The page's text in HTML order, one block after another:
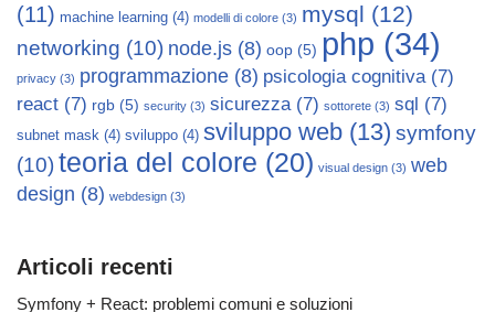
(11) machine learning (4) modelli di colore (3) mysql (12)
networking (10) node.js (8) oop (5) php (34)
privacy (3) programmazione (8) psicologia cognitiva(7)
react (7) rgb (5) security (3) sicurezza(7) sottorete (3) sql (7)
subnet mask (4) sviluppo (4) sviluppo web (13) symfony
(10)teoria del colore (20) visual design (3) web
design (8) webdesign (3)
Articoli recenti
Symfony + React: problemi comuni e soluzioni